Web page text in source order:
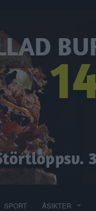
SPORT ÅSIKTER